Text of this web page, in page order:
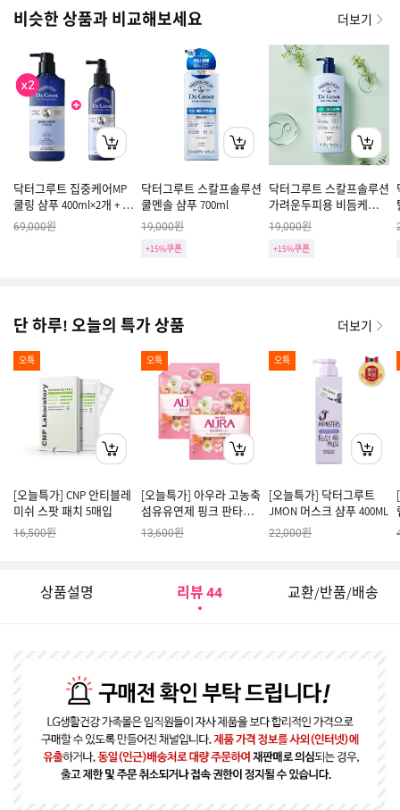
비슷한 상품과 비교해보세요 더보기
닥터그루트 집중케어MP
쿨링 샴푸 400ml×2개 + 토
닉 150ml
69,000원
닥터그루트 스칼프솔루션
쿨멘솔 샴푸 700ml
19,000원
+15%쿠폰
닥터그루트 스칼프솔루션
가려운두피용 비듬케어
샴푸 700ml
19,000원
+15%쿠폰
단 하루! 오늘의 특가 상품 더보기
오특
[오늘특가] CNP 안티블레
미쉬 스팟 패치 5매입
16,500원
오특
[오늘특가] 아우라 고농축
섬유유연제 핑크 판타지
리필 2L *2개
13,600원
오특
[오늘특가] 닥터그루트
JMON 머스크 샴푸 400ML
22,000원
상품설명 리뷰 44 교환/반품/배송